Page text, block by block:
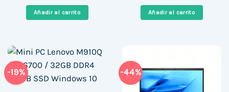
era:
1.800,00 €.
Añadir al carrito
era:
673,00 €.
es:
367,00
Añadir al carrito
-19% -44%